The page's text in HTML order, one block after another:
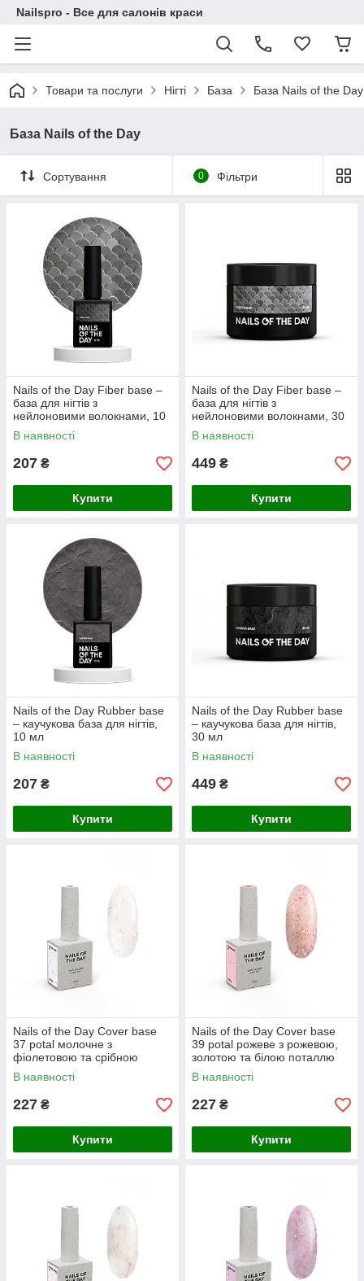
Nailspro - Все для салонів краси
Товари та послуги Нігті База База Nails of the Day
База Nails of the Day
Сортування 0 Фільтри
Nails of the Day Fiber base –
база для нігтів з
нейлоновими волокнами, 10
мл
В наявності
207 ₴
Купити
Nails of the Day Fiber base –
база для нігтів з
нейлоновими волокнами, 30
мл
В наявності
449 ₴
Купити
Nails of the Day Rubber base
– каучукова база для нігтів,
10 мл
В наявності
207 ₴
Купити
Nails of the Day Rubber base
– каучукова база для нігтів,
30 мл
В наявності
449 ₴
Купити
Nails of the Day Cover basе
37 potal молочне з
фіолетовою та срібною
поталлю база для нігтів, 10
мл
В наявності
227 ₴
Купити
Nails of the Day Cover basе
39 potal рожеве з рожевою,
золотою та білою поталлю
база для нігтів, 10 мл
В наявності
227 ₴
Купити